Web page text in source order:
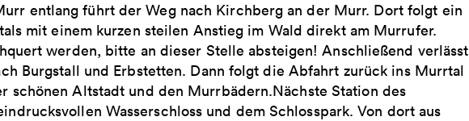
entlang führt der Weg nach Kirchberg an der Murr. Dort folgt ein
mit einem kurzen steilen Anstieg im Wald direkt am Murrufer.
werden, bitte an dieser Stelle absteigen! Anschließend verlässt
Burgstall und Erbstetten. Dann folgt die Abfahrt zurück ins Murrtal
schönen Altstadt und den Murrbädern.Nächste Station des
Wasserschloss und dem Schlosspark. Von dort aus